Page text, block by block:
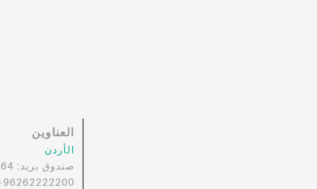
العناوين
الأردن
صندوق بريد: 9364 عمان ناعور 11191 الأردن
96262222200+